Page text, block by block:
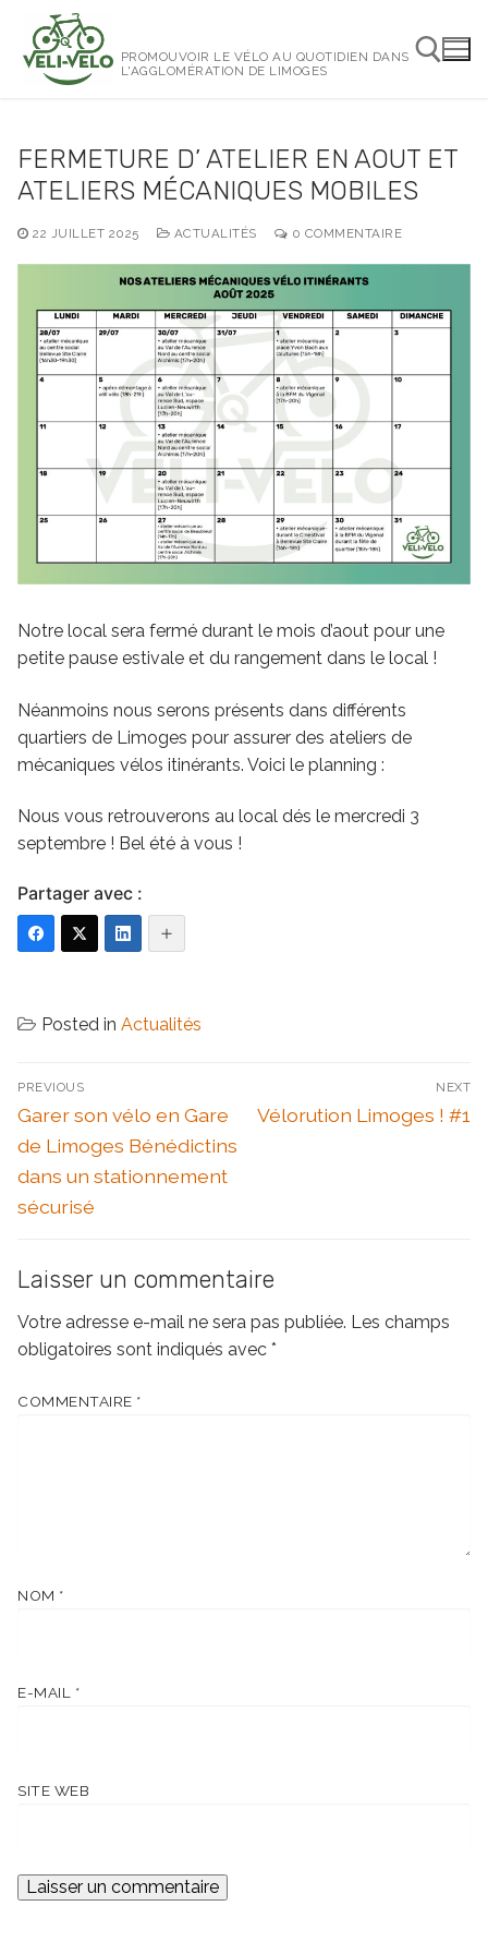
contenu
PROMOUVOIR LE VÉLO AU QUOTIDIEN DANS
L'AGGLOMÉRATION DE LIMOGES
Rechercher :
FERMETURE D’ ATELIER EN AOUT ET
ATELIERS MÉCANIQUES MOBILES
22 JUILLET 2025 ACTUALITÉS 0 COMMENTAIRE
Notre local sera fermé durant le mois d’aout pour une
petite pause estivale et du rangement dans le local !
Néanmoins nous serons présents dans différents
quartiers de Limoges pour assurer des ateliers de
mécaniques vélos itinérants. Voici le planning :
Nous vous retrouverons au local dés le mercredi 3
septembre ! Bel été à vous !
Partager avec :
Posted in Actualités
Navigation
de
l’article
PREVIOUS
Previous
post:
Garer son vélo en Gare
de Limoges Bénédictins
dans un stationnement
sécurisé
NEXT
Next
Vélorution Limoges ! #1
Laisser un commentaire
Votre adresse e-mail ne sera pas publiée. Les champs
obligatoires sont indiqués avec *
COMMENTAIRE *
NOM *
E-MAIL *
SITE WEB